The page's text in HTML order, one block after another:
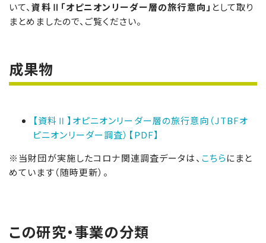
いて、資料Ⅱ「オピニオンリーダー層の旅行意向」 として取り
まとめましたので、ご覧ください。
成果物
【資料Ⅱ】オピニオンリーダー層の旅行意向（JTBFオ
ピニオンリーダー調査）【PDF】
※当財団が実施したコロナ関連調査データは、 こちらにまと
めています（随時更新）。
この研究・事業の分類